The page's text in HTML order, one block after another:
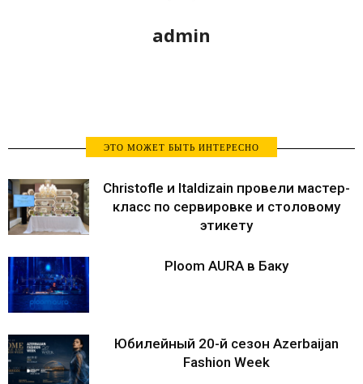
admin
ЭТО МОЖЕТ БЫТЬ ИНТЕРЕСНО
Christofle и Italdizain провели мастер-
класс по сервировке и столовому
этикету
Ploom AURA в Баку
Юбилейный 20-й сезон Azerbaijan
Fashion Week